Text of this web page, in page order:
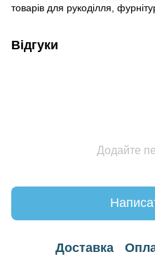
товарів для рукоділля,
Відгуки
Додайте
Доставка